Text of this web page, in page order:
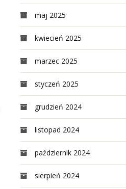
maj 2025
kwiecień 2025
marzec 2025
styczeń 2025
grudzień 2024
listopad 2024
październik 2024
sierpień 2024